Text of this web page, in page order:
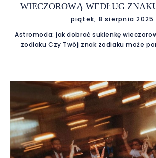
WIECZOROWĄ WEDŁUG
piątek, 8 sierpnia 2025
Astromoda: jak dobrać sukienkę
zodiaku Czy Twój znak zodiaku może
charakter odgrywają taką samą rolę,
pomoże Ci dobrać sukienkę wieczorową
znakiem zodiaku – idealną na sierpniowe
gale. A najlepsze? Każdy model możesz
wypożyczalni sukienek. Baran (21.03 –
odwaga Barany kochają wyróżniać się z
sukienkę w mocnym kolorze – czerwień,
pomarańcz. Krój? Dopasowany,
Sukienki wiec